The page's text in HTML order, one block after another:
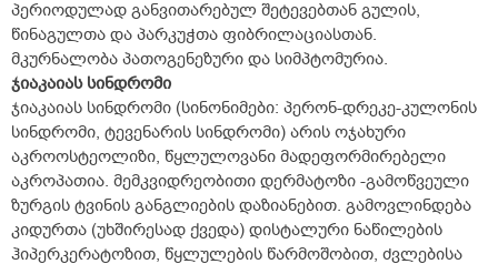
პერიოდულად განვითარებულ შეტევებთან გულის,
წინაგულთა და პარკუჭთა ფიბრილაციასთან.
მკურნალობა პათოგენეზური და სიმპტომურია.
ჯიაკაიას სინდრომი
ჯიაკაიას სინდრომი (სინონიმები: პერონ-დრეკე-კულონის
სინდრომი, ტევენარის სინდრომი) არის ოჯახური
აკროოსტეოლიზი, წყლულოვანი მადეფორმირებელი
აკროპათია. მემკვიდრეობითი დერმატოზი -გამოწვეული
ზურგის ტვინის განგლიების დაზიანებით. გამოვლინდება
კიდურთა (უხშირესად ქვედა) დისტალური ნაწილების
ჰიპერკერატოზით, წყლულების წარმოშობით, ძვლებისა